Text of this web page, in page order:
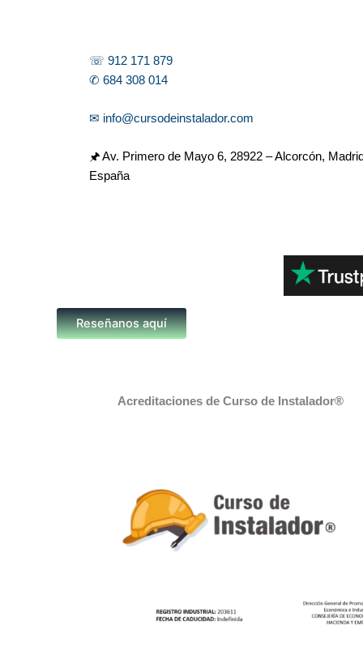
☏ 912 171 879
✆ 684 308 014
✉ info@cursodeinstalador.com
🖈 Av. Primero de Mayo 6, 28922 – Alcorcón,
España
Reseñanos aquí
Acreditaciones de Curso de Instalador®